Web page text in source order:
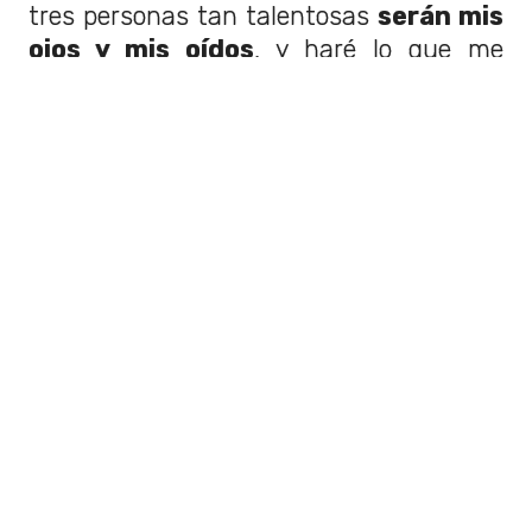
tres personas tan talentosas serán mis
ojos y mis oídos, y haré lo que me